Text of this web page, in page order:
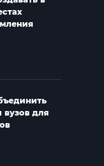
вузов для